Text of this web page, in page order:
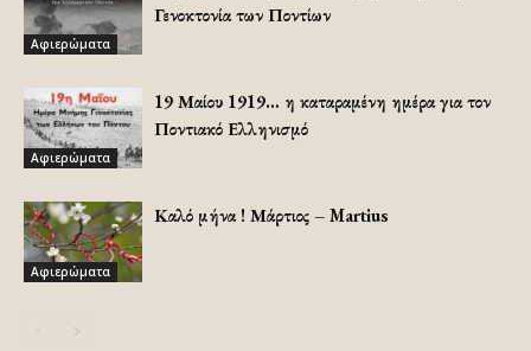
Αφιερώματα
Γενοκτονία των Ποντίων
Αφιερώματα
19 Μαίου 1919… η καταραμένη ημέρα για τον
Ποντιακό Ελληνισμό
Αφιερώματα
Καλό μήνα ! Μάρτιος – Martius